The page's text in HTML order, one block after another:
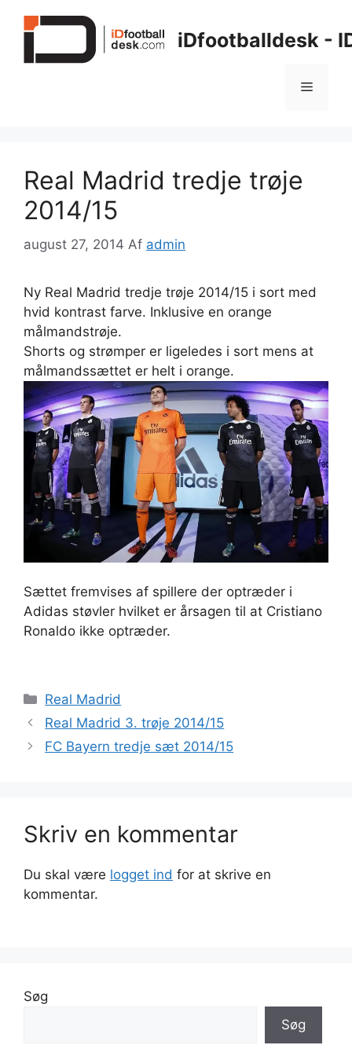
iDfootballdesk -
Menu
Real Madrid tredje trøje
2014/15
august 27, 2014 Af admin
Ny Real Madrid tredje trøje 2014/15 i sort med
hvid kontrast farve. Inklusive en orange
målmandstrøje.
Shorts og strømper er ligeledes i sort mens at
målmandssættet er helt i orange.
Sættet fremvises af spillere der optræder i
Adidas støvler hvilket er årsagen til at Cristiano
Ronaldo ikke optræder.
Kategorier
Real Madrid
Real Madrid 3. trøje 2014/15
FC Bayern tredje sæt 2014/15
Skriv en kommentar
Du skal være logget ind for at skrive en
kommentar.
Søg
Søg